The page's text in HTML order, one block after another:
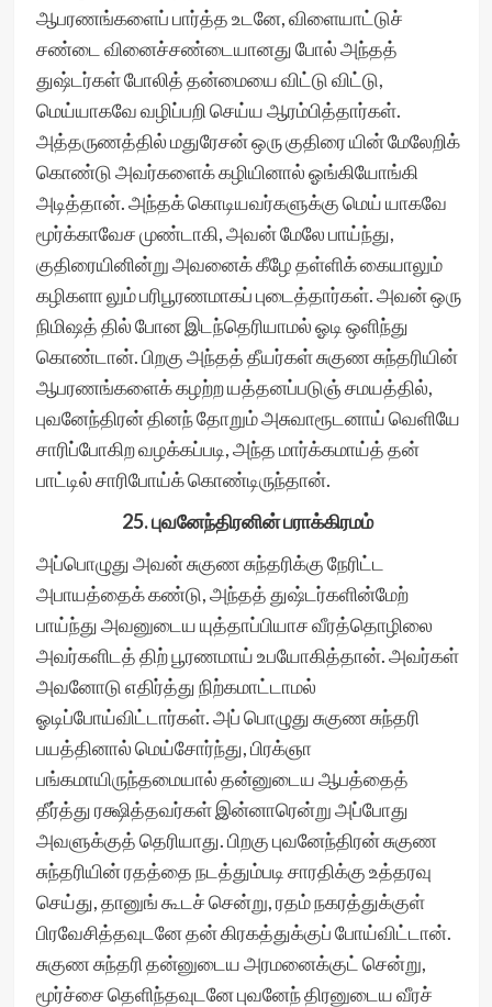
ஆபரணங்களைப் பார்த்த உடனே, விளையாட்டுச்
சண்டை வினைச்சண்டையானது போல் அந்தத்
துஷ்டர்கள் போலித் தன்மையை விட்டு விட்டு,
மெய்யாகவே வழிப்பறி செய்ய ஆரம்பித்தார்கள்.
அத்தருணத்தில் மதுரேசன் ஒரு குதிரை யின் மேலேறிக்
கொண்டு அவர்களைக் கழியினால் ஓங்கியோங்கி
அடித்தான். அந்தக் கொடியவர்களுக்கு மெய் யாகவே
மூர்க்காவேச முண்டாகி, அவன் மேலே பாய்ந்து,
குதிரையினின்று அவனைக் கீழே தள்ளிக் கையாலும்
கழிகளா லும் பரிபூரணமாகப் புடைத்தார்கள். அவன் ஒரு
நிமிஷத் தில் போன இடந்தெரியாமல் ஓடி ஒளிந்து
கொண்டான். பிறகு அந்தத் தீயர்கள் சுகுண சுந்தரியின்
ஆபரணங்களைக் கழற்ற யத்தனப்படுஞ் சமயத்தில்,
புவனேந்திரன் தினந் தோறும் அசுவாரூடனாய் வெளியே
சாரிப்போகிற வழக்கப்படி, அந்த மார்க்கமாய்த் தன்
பாட்டில் சாரிபோய்க் கொண்டிருந்தான்.
25. புவனேந்திரனின் பராக்கிரமம்
அப்பொழுது அவன் சுகுண சுந்தரிக்கு நேரிட்ட
அபாயத்தைக் கண்டு, அந்தத் துஷ்டர்களின்மேற்
பாய்ந்து அவனுடைய யுத்தாப்பியாச வீரத்தொழிலை
அவர்களிடத் திற் பூரணமாய் உபயோகித்தான். அவர்கள்
அவனோடு எதிர்த்து நிற்கமாட்டாமல்
ஓடிப்போய்விட்டார்கள். அப் பொழுது சுகுண சுந்தரி
பயத்தினால் மெய்சோர்ந்து, பிரக்ஞா
பங்கமாயிருந்தமையால் தன்னுடைய ஆபத்தைத்
தீர்த்து ரக்ஷித்தவர்கள் இன்னாரென்று அப்போது
அவளுக்குத் தெரியாது. பிறகு புவனேந்திரன் சுகுண
சுந்தரியின் ரதத்தை நடத்தும்படி சாரதிக்கு உத்தரவு
செய்து, தானுங் கூடச் சென்று, ரதம் நகரத்துக்குள்
பிரவேசித்தவுடனே தன் கிரகத்துக்குப் போய்விட்டான்.
சுகுண சுந்தரி தன்னுடைய அரமனைக்குட் சென்று,
மூர்ச்சை தெளிந்தவுடனே புவனேந் திரனுடைய வீரச்